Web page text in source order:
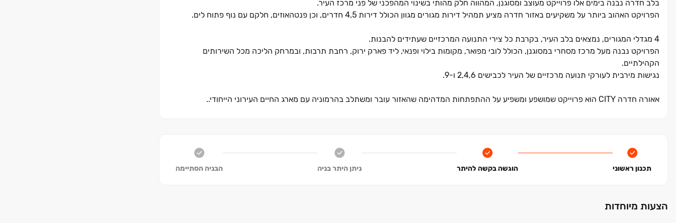
בלב חדרה נבנה בימים אלו פרוייקט מעוצב ומסוגנן, המהווה חלק מהותי בשינוי המהפכני של פני מרכז העיר.
הפרויקט האהוב ביותר על משקיעים באזור חדרה מציע תמהיל דירות מגורים מגוון הכולל דירות ‏4,5 חדרים, וכן פנטהאוזים, חלקם עם נוף פתוח לים.
הפרויקט נבנה מעל מרכז מסחרי במסוגנן, הכולל לובי מפואר, מקומות בילוי ופנאי, ליד פארק ירוק, רחבת תרבות, ובמרחק הליכה מכל השירותים
הקהילתיים.
נגישות מירבית לעורקי תנועה מרכזיים של העיר לכבישים ‏2,4,6 ו‏-9.
אאורה חדרה CITY הוא פרוייקט שמושפע ומשפיע על ההתפתחות המדהימה שהאזור עובר ומשתלב בהרמוניה עם מארג החיים העירוני הייחודי..
תכנון ראשוני הוגשה בקשה להיתר ניתן היתר בניה הבניה הסתיימה
הצעות מיוחדות